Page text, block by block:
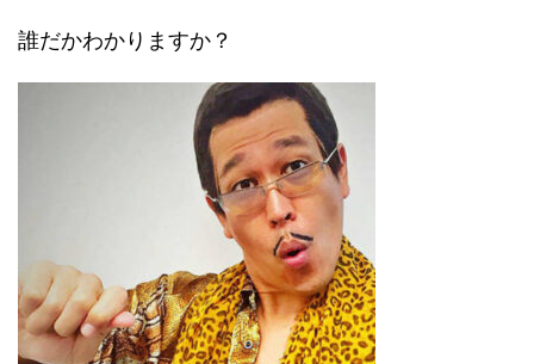
誰だかわかりますか？